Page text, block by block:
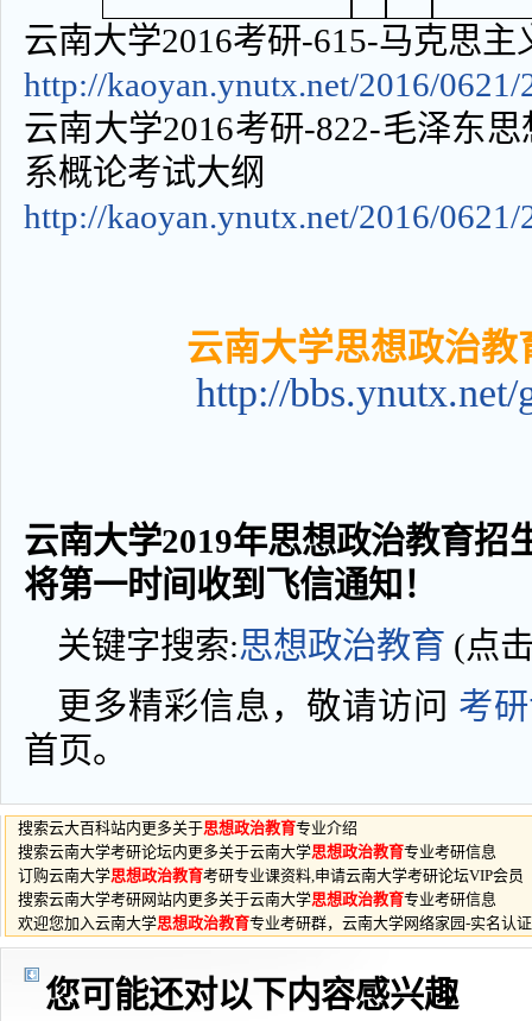
云南大学2016考研-615-马克思
http://kaoyan.ynutx.net/2016/
云南大学2016考研-822-毛泽东
系概论考试大纲
http://kaoyan.ynutx.net/2016/
云南大学思想政治
http://
云南大学2019年思想政治教育招
将第一时间收到飞信通知！
关键字搜索:思想政治教育 (点
更多精彩信息，敬请访问 考
首页。
搜索云大百科站内更多关于思想政治教育专业介绍
搜索云南大学考研论坛内更多关于云南大学思想政治教育专业考研信息
订购云南大学思想政治教育考研专业课资料,申请云南大学考研论坛VIP会员
搜索云南大学考研网站内更多关于云南大学思想政治教育专业考研信息
欢迎您加入云南大学思想政治教育专业考研群，云南大学网络家园-实名认
您可能还对以下内容感兴趣